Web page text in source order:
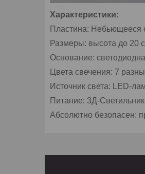
Характеристики:
Пластина: Небьющееся
Размеры: высота до 20
Основание:
Цвета свечения: 7
Источник света: LED-
Питание: 3Д-
Абсолютно безопасен: